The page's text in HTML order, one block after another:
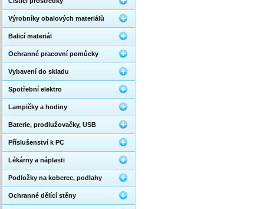
Výrobníky obalových materiálů
Balicí materiál
Ochranné pracovní pomůcky
Vybavení do skladu
Spotřební elektro
Lampičky a hodiny
Baterie, prodlužovačky, USB
Příslušenství k PC
Lékárny a náplasti
Podložky na koberec, podlahy
Ochranné dělící stěny